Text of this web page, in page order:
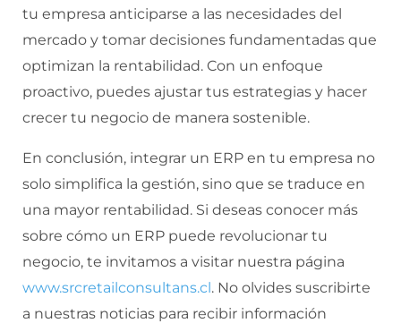
tu empresa anticiparse a las necesidades del
mercado y tomar decisiones fundamentadas que
optimizan la rentabilidad. Con un enfoque
proactivo, puedes ajustar tus estrategias y hacer
crecer tu negocio de manera sostenible.
En conclusión, integrar un ERP en tu empresa no
solo simplifica la gestión, sino que se traduce en
una mayor rentabilidad. Si deseas conocer más
sobre cómo un ERP puede revolucionar tu
negocio, te invitamos a visitar nuestra página
www.srcretailconsultans.cl. No olvides suscribirte
a nuestras noticias para recibir información